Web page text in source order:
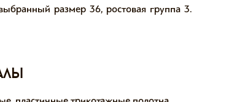
размер 36, ростовая группа 3.